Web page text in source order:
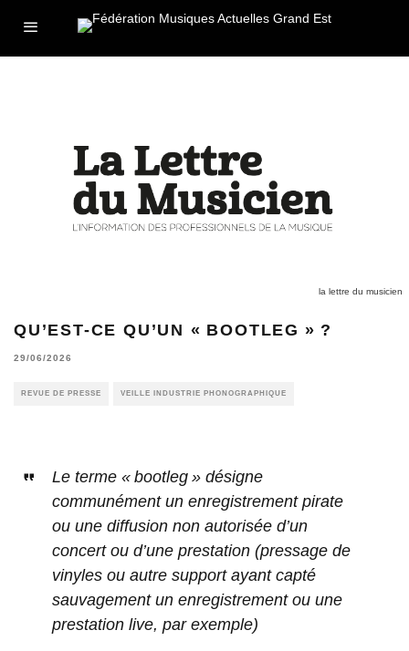
la lettre du musicien
QU’EST-CE QU’UN « BOOTLEG » ?
29/06/2026
REVUE DE PRESSE VEILLE INDUSTRIE PHONOGRAPHIQUE
Le terme « bootleg » désigne
communément un enregistrement pirate
ou une diffusion non autorisée d’un
concert ou d’une prestation (pressage de
vinyles ou autre support ayant capté
sauvagement un enregistrement ou une
prestation live, par exemple)